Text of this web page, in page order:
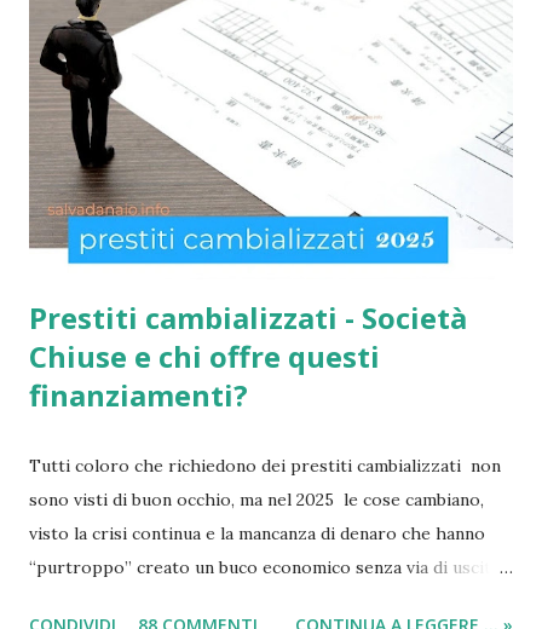
come indicato per quest’ultimi è necessario fare domanda
per la social card acquisti straordinaria ). Per chi non lo
sapesse, tutto è gestito e determinato in base alle norme
imposte con la nuova legge di aiuto e sostegno per le
famiglie italiane. Ricordo che le domande potranno essere
presentate da tutti i cittadini italiani, cittadini comunitari e
anche extracom...
Prestiti cambializzati - Società
Chiuse e chi offre questi
finanziamenti?
Tutti coloro che richiedono dei prestiti cambializzati non
sono visti di buon occhio, ma nel 2025 le cose cambiano,
visto la crisi continua e la mancanza di denaro che hanno
“purtroppo” creato un buco economico senza via di uscita